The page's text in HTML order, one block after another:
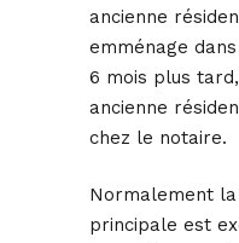
ancienne
emménage
6 mois plus
ancienne
chez le notaire.
Normalement la
principale est